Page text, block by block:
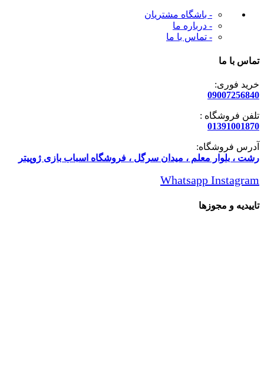
- باشگاه مشتریان
- درباره ما
- تماس با ما
تماس با ما
خرید فوری:
09007256840
تلفن فروشگاه :
01391001870
آدرس فروشگاه:
رشت ، بلوار معلم ، میدان سرگل ، فروشگاه اسباب بازی ژوپیتر
Whatsapp Instagram
تاییدیه و مجوزها